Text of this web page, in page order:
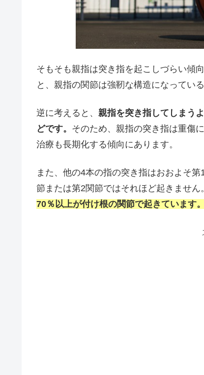
そもそも親指は突き指を起こしづらい傾
と、親指の関節は強靭な構造になっている
逆に考えると、 親指を突き指してしまう
どです。 そのため、親指の突き指は重傷
治療も長期化する傾向にあります。
また、他の4本の指の突き指はおおよそ
節または第2関節ではそれほど起きません
70％以上が付け根の関節で起きています。